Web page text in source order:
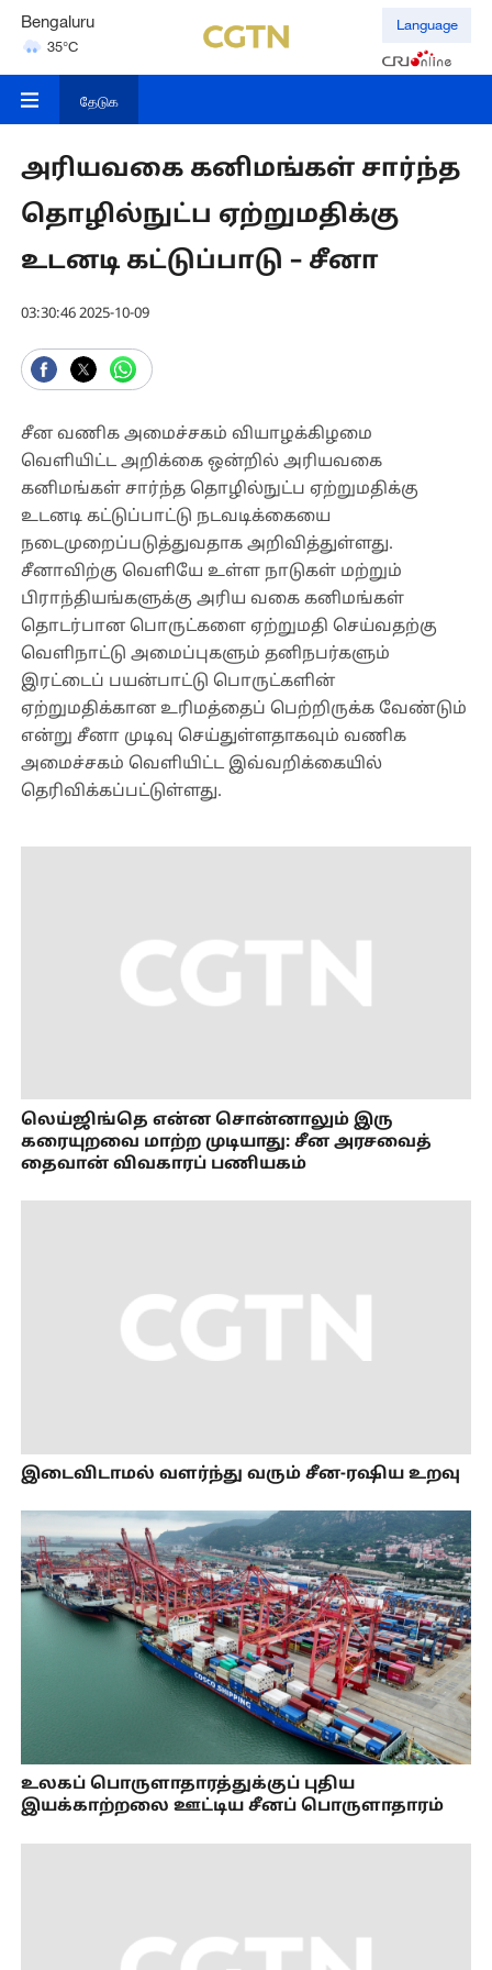
Bengaluru
35°C
Hyderabad
Language
தேடுக
அரியவகை கனிமங்கள் சார்ந்த
தொழில்நுட்ப ஏற்றுமதிக்கு
உடனடி கட்டுப்பாடு – சீனா
03:30:46 2025-10-09
சீன வணிக அமைச்சகம் வியாழக்கிழமை
வெளியிட்ட அறிக்கை ஒன்றில் அரியவகை
கனிமங்கள் சார்ந்த தொழில்நுட்ப ஏற்றுமதிக்கு
உடனடி கட்டுப்பாட்டு நடவடிக்கையை
நடைமுறைப்படுத்துவதாக அறிவித்துள்ளது.
சீனாவிற்கு வெளியே உள்ள நாடுகள் மற்றும்
பிராந்தியங்களுக்கு அரிய வகை கனிமங்கள்
தொடர்பான பொருட்களை ஏற்றுமதி செய்வதற்கு
வெளிநாட்டு அமைப்புகளும் தனிநபர்களும்
இரட்டைப் பயன்பாட்டு பொருட்களின்
ஏற்றுமதிக்கான உரிமத்தைப் பெற்றிருக்க வேண்டும்
என்று சீனா முடிவு செய்துள்ளதாகவும் வணிக
அமைச்சகம் வெளியிட்ட இவ்வறிக்கையில்
தெரிவிக்கப்பட்டுள்ளது.
லெய்ஜிங்தெ என்ன சொன்னாலும் இரு
கரையுறவை மாற்ற முடியாது: சீன அரசவைத்
தைவான் விவகாரப் பணியகம்
இடைவிடாமல் வளர்ந்து வரும் சீன-ரஷிய உறவு
உலகப் பொருளாதாரத்துக்குப் புதிய
இயக்காற்றலை ஊட்டிய சீனப் பொருளாதாரம்